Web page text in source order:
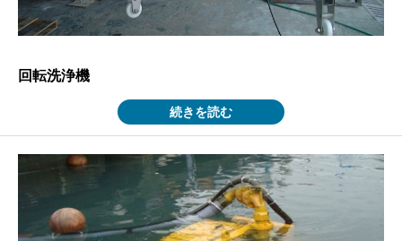
回転洗浄機
続きを読む